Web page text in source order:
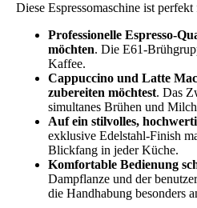
Diese Espressomaschine ist
Professionelle Espresso-
möchten. Die E61-
Kaffee.
Cappuccino und Latte
zubereiten möchtest. Das
simultanes Brühen und
Auf ein stilvolles,
exklusive Edelstahl-Finish
Blickfang in jeder Küche.
Komfortable Bedienung
Dampflanze und der
die Handhabung besonders